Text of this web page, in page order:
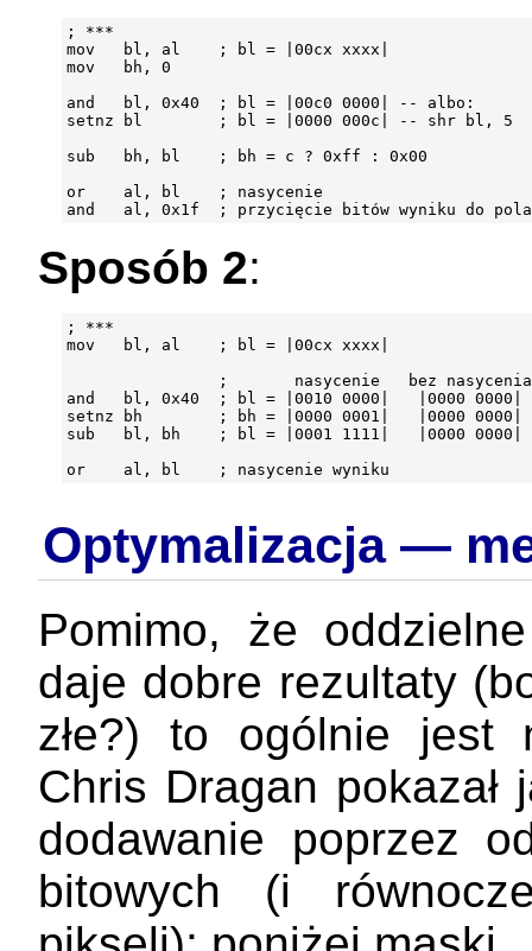
; ***
mov   bl, al    ; bl = |00cx xxxx|
mov   bh, 0
and   bl, 0x40  ; bl = |00c0 0000| -- albo:
setnz bl        ; bl = |0000 000c| -- shr bl, 5
sub   bh, bl    ; bh = c ? 0xff : 0x00
or    al, bl    ; nasycenie
Sposób 2:
; ***
mov   bl, al    ; bl = |00cx xxxx|
                ;       nasycenie   bez nasycenia
and   bl, 0x40  ; bl = |0010 0000|   |0000 0000|
setnz bh        ; bh = |0000 0001|   |0000 0000|
sub   bl, bh    ; bl = |0001 1111|   |0000 0000|
Optymalizacja —
Pomimo, że
daje dobre rezultaty
złe?) to ogólnie jest
Chris Dragan
dodawanie poprzez
bitowych (i